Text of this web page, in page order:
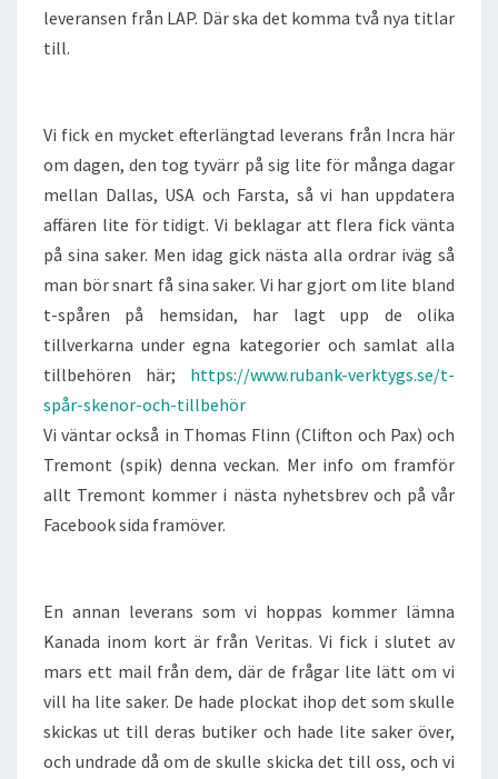
leveransen från LAP. Där ska det komma två nya titlar
till.
Vi fick en mycket efterlängtad leverans från Incra här
om dagen, den tog tyvärr på sig lite för många dagar
mellan Dallas, USA och Farsta, så vi han uppdatera
affären lite för tidigt. Vi beklagar att flera fick vänta
på sina saker. Men idag gick nästa alla ordrar iväg så
man bör snart få sina saker. Vi har gjort om lite bland
t-spåren på hemsidan, har lagt upp de olika
tillverkarna under egna kategorier och samlat alla
tillbehören här; https://www.rubank-verktygs.se/t-
spår-skenor-och-tillbehör
Vi väntar också in Thomas Flinn (Clifton och Pax) och
Tremont (spik) denna veckan. Mer info om framför
allt Tremont kommer i nästa nyhetsbrev och på vår
Facebook sida framöver.
En annan leverans som vi hoppas kommer lämna
Kanada inom kort är från Veritas. Vi fick i slutet av
mars ett mail från dem, där de frågar lite lätt om vi
vill ha lite saker. De hade plockat ihop det som skulle
skickas ut till deras butiker och hade lite saker över,
och undrade då om de skulle skicka det till oss, och vi